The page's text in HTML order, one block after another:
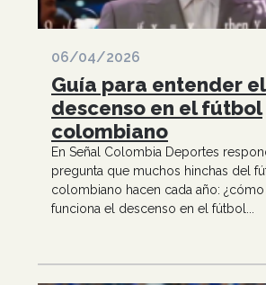
06/04/2026
Guía para entender el
descenso en el fútbol
colombiano
En Señal Colombia Deportes
pregunta que muchos hinchas del
colombiano hacen cada año:
funciona el descenso en el fútbol...